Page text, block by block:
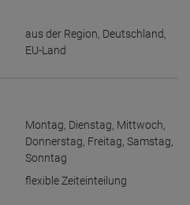
aus der Region, Deutschland,
EU-Land
Montag, Dienstag, Mittwoch,
Donnerstag, Freitag, Samstag,
Sonntag
flexible Zeiteinteilung